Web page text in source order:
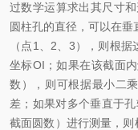
过数学运算求出其尺寸
圆柱孔的直径，可以在
（点1、2、3），则根
坐标OI；如果在该截面
数），则可根据最小二
差；如果对多个垂直于
截面圆数）进行测量，